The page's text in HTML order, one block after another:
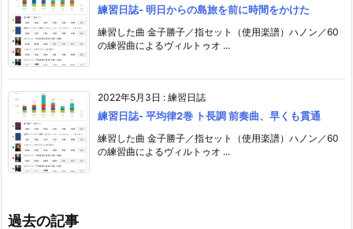
練習日誌- 明日からの島旅を前に時間をかけた
練習した曲 金子勝子／指セット（使用楽譜）ハノン／60
の練習曲によるヴィルトゥオ ...
2022年5月3日 : 練習日誌
練習日誌- 平均律2巻 ト長調 前奏曲、早くも貫通
練習した曲 金子勝子／指セット（使用楽譜）ハノン／60
の練習曲によるヴィルトゥオ ...
過去の記事